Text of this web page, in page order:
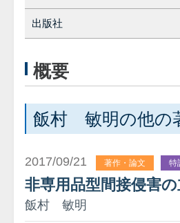
出版社
概要
飯村 敏明の他の
2017/09/21 著作・論文 特
非専用品型間接侵害
飯村 敏明